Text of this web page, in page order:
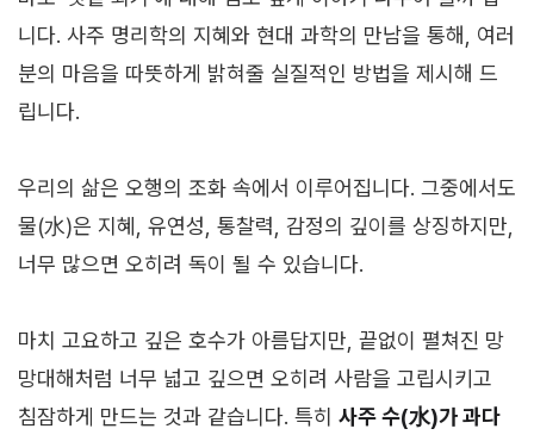
니다. 사주 명리학의 지혜와 현대 과학의 만남을 통해, 여러
분의 마음을 따뜻하게 밝혀줄 실질적인 방법을 제시해 드
립니다.
우리의 삶은 오행의 조화 속에서 이루어집니다. 그중에서도
물(水)은 지혜, 유연성, 통찰력, 감정의 깊이를 상징하지만,
너무 많으면 오히려 독이 될 수 있습니다.
마치 고요하고 깊은 호수가 아름답지만, 끝없이 펼쳐진 망
망대해처럼 너무 넓고 깊으면 오히려 사람을 고립시키고
침잠하게 만드는 것과 같습니다. 특히 사주 수(水)가 과다